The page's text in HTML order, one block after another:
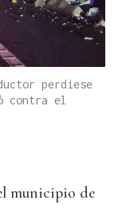
perdiese
contra el
municipio de